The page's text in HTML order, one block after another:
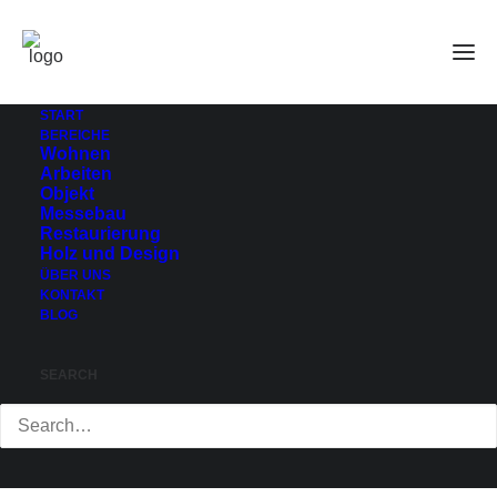
START
BEREICHE
Wohnen
Arbeiten
Objekt
Messebau
Restaurierung
Holz und Design
ÜBER UNS
KONTAKT
BLOG